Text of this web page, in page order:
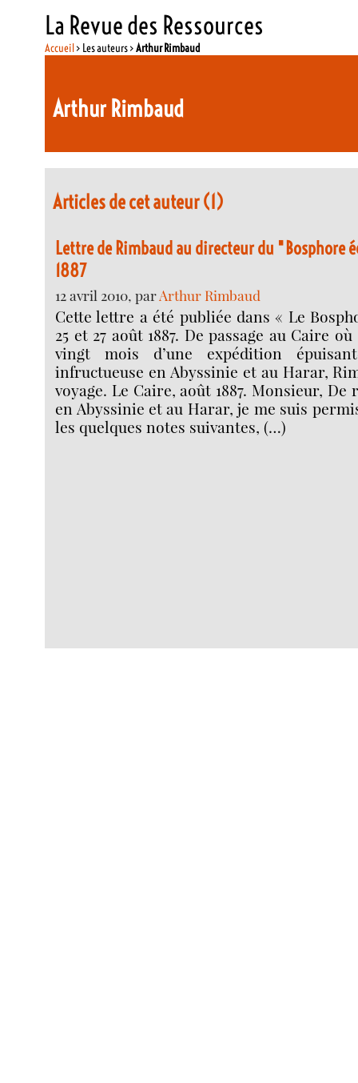
La Revue des Ressources
Accueil> Les auteurs >Arthur Rimbaud
Arthur Rimbaud
Articles de cet auteur (1)
Lettre de Rimbaud au directeur du "Bosphore
1887
12 avril 2010, parArthur Rimbaud
Cette lettre a été publiée dans « Le
25 et 27 août 1887. De passage au Caire
vingt mois d’une expédition
infructueuse en Abyssinie et au Harar,
voyage. Le Caire, août 1887. Monsieur, De
en Abyssinie et au Harar, je me suis
les quelques notes suivantes, (…)